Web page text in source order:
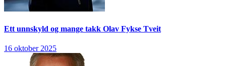
Ett unnskyld og mange takk Olav Fykse Tveit
16 oktober 2025